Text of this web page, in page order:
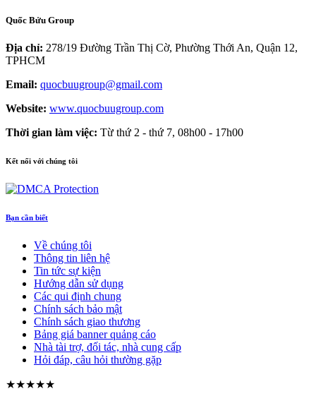
Quốc Bửu Group
Địa chỉ: 278/19 Đường Trần Thị Cờ, Phường Thới An, Quận 12,
TPHCM
Email: quocbuugroup@gmail.com
Website: www.quocbuugroup.com
Thời gian làm việc: Từ thứ 2 - thứ 7, 08h00 - 17h00
Kết nối với chúng tôi
Bạn cần biết
Về chúng tôi
Thông tin liên hệ
Tin tức sự kiện
Hướng dẫn sử dụng
Các qui định chung
Chính sách bảo mật
Chính sách giao thương
Bảng giá banner quảng cáo
Nhà tài trợ, đối tác, nhà cung cấp
Hỏi đáp, câu hỏi thường gặp
★★★★★